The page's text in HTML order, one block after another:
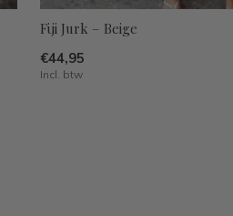
Fiji Jurk – Beige
€44,95
Incl. btw